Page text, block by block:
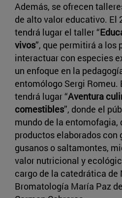
Además, se ofrecen
de alto valor educativo. El
tendrá lugar el taller “
vivos”, que permitirá a los
interactuar con especies
un enfoque en la
entomólogo Sergi Romeu.
tendrá lugar “Aventura
comestibles”, donde el
mundo de la entomofagia,
productos elaborados con
gusanos o saltamontes,
valor nutricional y
cargo de la catedrática de
Bromatología María Paz